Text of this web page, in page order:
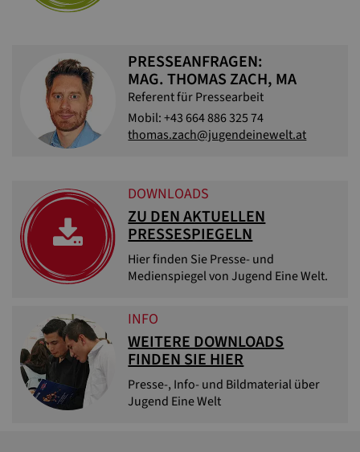
PRESSEANFRAGEN:
MAG. THOMAS ZACH, MA
Referent für Pressearbeit
Mobil: +43 664 886 325 74
thomas.zach@jugendeinewelt.at
DOWNLOADS
ZU DEN AKTUELLEN
PRESSESPIEGELN
Hier finden Sie Presse- und
Medienspiegel von Jugend Eine Welt.
INFO
WEITERE DOWNLOADS
FINDEN SIE HIER
Presse-, Info- und Bildmaterial über
Jugend Eine Welt